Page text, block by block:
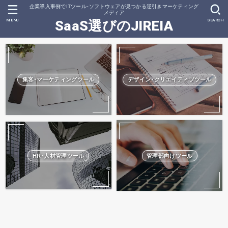
企業導入事例でITツール･ソフトウェアが見つかる逆引きマーケティング
メディア
SaaS選びのJIREIA SEARCH
MENU
集客･マーケティングツール デザイン･クリエイティブツール
HR･人材管理ツール 管理部向けツール